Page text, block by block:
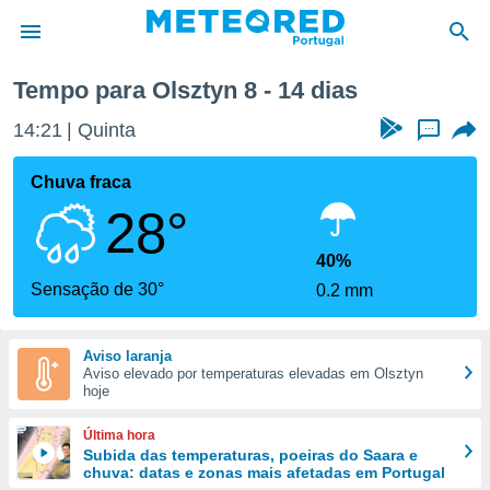
da
foi
fornecidas
a este
das
e
forma
digital
Tempo para Olsztyn 8 - 14 dias
14:21 Quinta ...
Chuva fraca
28°
Sensação de 30°
40%
0.2 mm
Aviso laranja
Aviso elevado por temperaturas elevadas em Olsztyn
hoje
Última hora
Subida das temperaturas, poeiras do Saara e
chuva: datas e zonas mais afetadas em Portugal